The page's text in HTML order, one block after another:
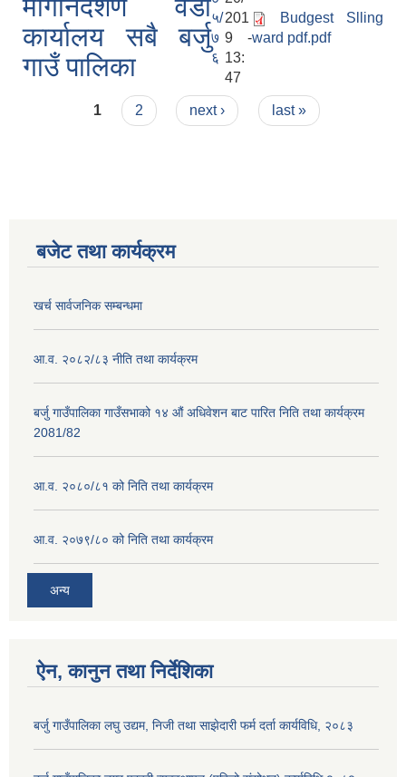
मार्गनिर्देशण वडा
कार्यालय सबै बर्जु
गाउँ पालिका
५/
७
६
201
9 -
13:
47
Budgest Slling
ward pdf.pdf
Pages
1 2 next › last »
बजेट तथा कार्यक्रम
खर्च सार्वजनिक सम्बन्धमा
आ.व. २०८२/८३ नीति तथा कार्यक्रम
बर्जु गाउँपालिका गाउँसभाको १४ औं अधिवेशन बाट पारित निति तथा कार्यक्रम
2081/82
आ.व. २०८०/८१ को निति तथा कार्यक्रम
आ.व. २०७९/८० को निति तथा कार्यक्रम
अन्य
ऐन, कानुन तथा निर्देशिका
बर्जु गाउँपालिका लघु उद्यम, निजी तथा साझेदारी फर्म दर्ता कार्यविधि, २०८३